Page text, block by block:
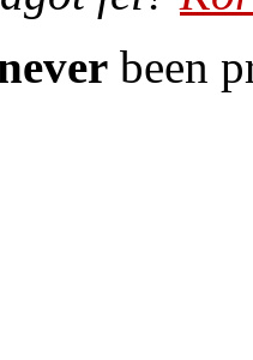
been